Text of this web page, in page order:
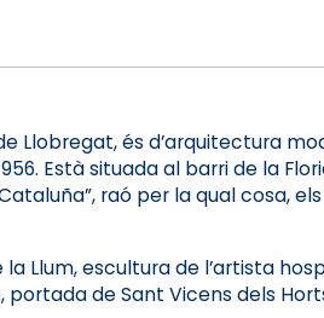
Llobregat, és d’arquitectura
Està situada al barri de la
raó per la qual cosa,
Llum, escultura de l’artista
de Sant Vicens dels